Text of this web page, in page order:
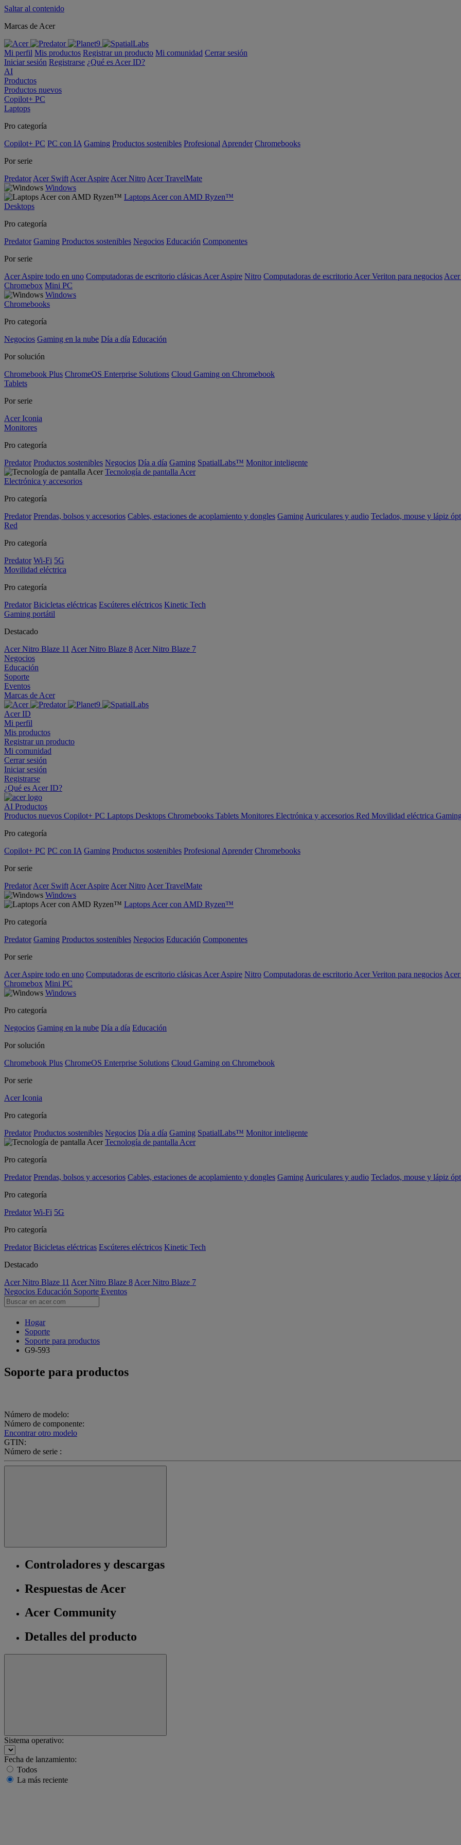
Saltar al contenido
Marcas de Acer
Mi perfil Mis productos Registrar un producto Mi comunidad Cerrar sesión
Iniciar sesión Registrarse ¿Qué es Acer ID?
AI
Productos
Productos nuevos
Copilot+ PC
Laptops
Pro categoría
Copilot+ PC PC con IA Gaming Productos sostenibles Profesional Aprender Chromebooks
Por serie
Predator Acer Swift Acer Aspire Acer Nitro Acer TravelMate
Windows
Laptops Acer con AMD Ryzen™
Desktops
Pro categoría
Predator Gaming Productos sostenibles Negocios Educación Componentes
Por serie
Acer Aspire todo en uno Computadoras de escritorio clásicas Acer Aspire Nitro Computadoras de escritorio Acer Veriton para negocios
Chromebox Mini PC
Windows
Chromebooks
Pro categoría
Negocios Gaming en la nube Día a día Educación
Por solución
Chromebook Plus ChromeOS Enterprise Solutions Cloud Gaming on Chromebook
Tablets
Por serie
Acer Iconia
Monitores
Pro categoría
Predator Productos sostenibles Negocios Día a día Gaming SpatialLabs™ Monitor inteligente
Tecnología de pantalla Acer
Electrónica y accesorios
Pro categoría
Predator Prendas, bolsos y accesorios Cables, estaciones de acoplamiento y dongles Gaming Auriculares y audio Teclados, mouse y lápiz
Red
Pro categoría
Predator Wi-Fi 5G
Movilidad eléctrica
Pro categoría
Predator Bicicletas eléctricas Escúteres eléctricos Kinetic Tech
Gaming portátil
Destacado
Acer Nitro Blaze 11 Acer Nitro Blaze 8 Acer Nitro Blaze 7
Negocios
Educación
Soporte
Eventos
Marcas de Acer
Acer ID
Mi perfil
Mis productos
Registrar un producto
Mi comunidad
Cerrar sesión
Iniciar sesión
Registrarse
¿Qué es Acer ID?
AI Productos
Productos nuevos Copilot+ PC Laptops Desktops Chromebooks Tablets Monitores Electrónica y accesorios Red Movilidad eléctrica
Pro categoría
Copilot+ PC PC con IA Gaming Productos sostenibles Profesional Aprender Chromebooks
Por serie
Predator Acer Swift Acer Aspire Acer Nitro Acer TravelMate
Windows
Laptops Acer con AMD Ryzen™
Pro categoría
Predator Gaming Productos sostenibles Negocios Educación Componentes
Por serie
Acer Aspire todo en uno Computadoras de escritorio clásicas Acer Aspire Nitro Computadoras de escritorio Acer Veriton para negocios
Chromebox Mini PC
Windows
Pro categoría
Negocios Gaming en la nube Día a día Educación
Por solución
Chromebook Plus ChromeOS Enterprise Solutions Cloud Gaming on Chromebook
Por serie
Acer Iconia
Pro categoría
Predator Productos sostenibles Negocios Día a día Gaming SpatialLabs™ Monitor inteligente
Tecnología de pantalla Acer
Pro categoría
Predator Prendas, bolsos y accesorios Cables, estaciones de acoplamiento y dongles Gaming Auriculares y audio Teclados, mouse y lápiz
Pro categoría
Predator Wi-Fi 5G
Pro categoría
Predator Bicicletas eléctricas Escúteres eléctricos Kinetic Tech
Destacado
Acer Nitro Blaze 11 Acer Nitro Blaze 8 Acer Nitro Blaze 7
Negocios Educación Soporte Eventos
Hogar
Soporte
Soporte para productos
G9-593
Soporte para productos
Número de modelo:
Número de componente:
Encontrar otro modelo
GTIN:
Número de serie :
Controladores y descargas
Respuestas de Acer
Acer Community
Detalles del producto
Sistema operativo:
Fecha de lanzamiento:
Todos
La más reciente